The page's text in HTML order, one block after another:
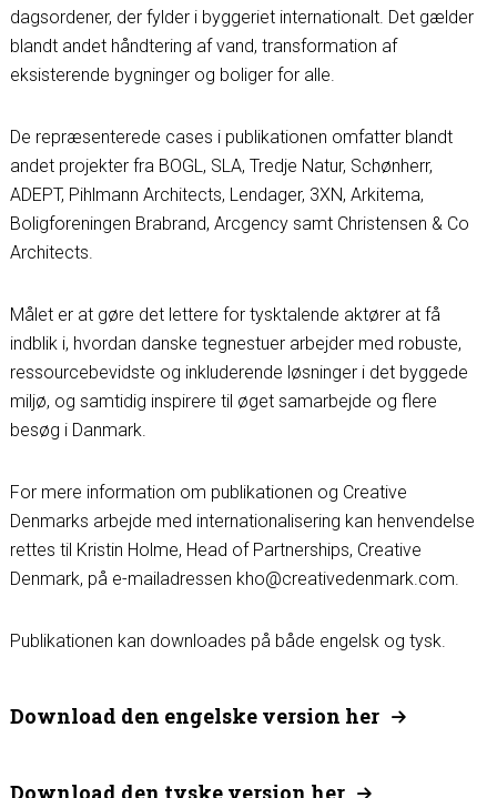
dagsordener, der fylder i byggeriet internationalt. Det gælder
blandt andet håndtering af vand, transformation af
eksisterende bygninger og boliger for alle.
De repræsenterede cases i publikationen omfatter blandt
andet projekter fra BOGL, SLA, Tredje Natur, Schønherr,
ADEPT, Pihlmann Architects, Lendager, 3XN, Arkitema,
Boligforeningen Brabrand, Arcgency samt Christensen & Co
Architects.
Målet er at gøre det lettere for tysktalende aktører at få
indblik i, hvordan danske tegnestuer arbejder med robuste,
ressourcebevidste og inkluderende løsninger i det byggede
miljø, og samtidig inspirere til øget samarbejde og flere
besøg i Danmark.
For mere information om publikationen og Creative
Denmarks arbejde med internationalisering kan henvendelse
rettes til Kristin Holme, Head of Partnerships, Creative
Denmark, på e-mailadressen kho@creativedenmark.com.
Publikationen kan downloades på både engelsk og tysk.
Download den engelske version her
Download den tyske version her